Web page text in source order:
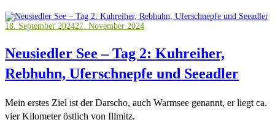
18. September 202427. November 2024
Neusiedler See – Tag 2: Kuhreiher,
Rebhuhn, Uferschnepfe und Seeadler
Mein erstes Ziel ist der Darscho, auch Warmsee genannt, er liegt ca.
vier Kilometer östlich von Illmitz.